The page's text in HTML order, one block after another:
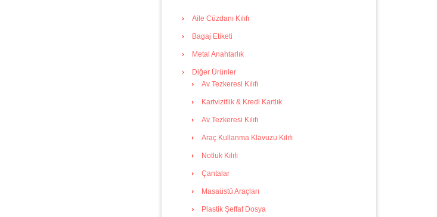
Aile Cüzdanı Kılıfı
Bagaj Etiketi
Metal Anahtarlık
Diğer Ürünler
Av Tezkeresi Kılıfı
Kartvizitlik & Kredi Kartlık
Av Tezkeresi Kılıfı
Araç Kullanma Klavuzu Kılıfı
Notluk Kılıfı
Çantalar
Masaüstü Araçları
Plastik Şeffaf Dosya